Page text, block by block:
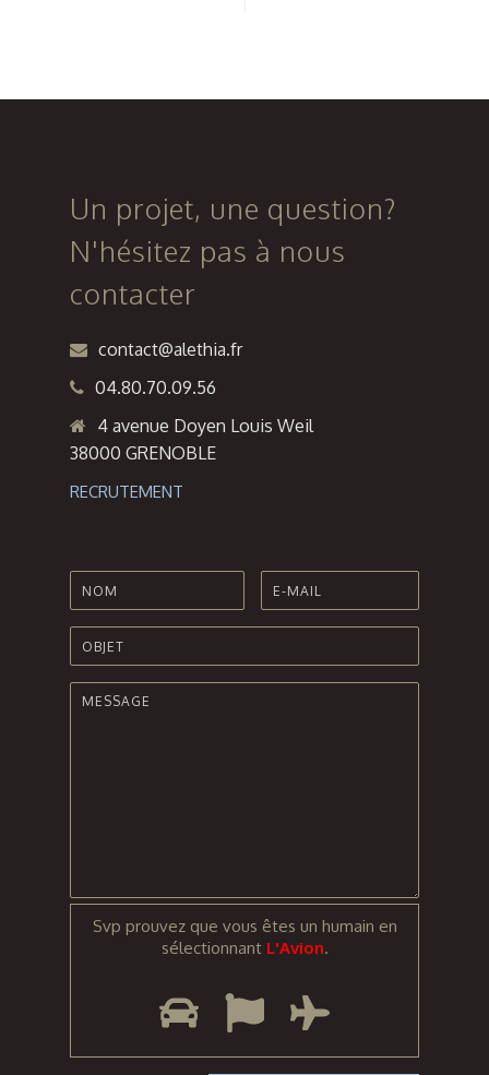
Joliot Curie
gymnase
Lyon
Un projet, une question?
N'hésitez pas à nous
contacter
contact@alethia.fr
04.80.70.09.56
4 avenue Doyen Louis Weil
38000 GRENOBLE
RECRUTEMENT
Svp prouvez que vous êtes un humain en
sélectionnantL'Avion.